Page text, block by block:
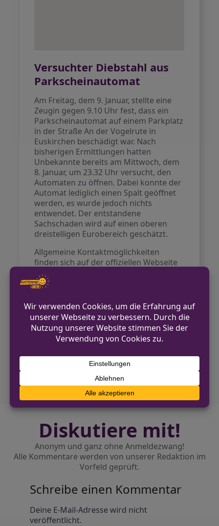
Versuchter Diebstahl aus
Parkscheinautomat
Am Freitag, dem 9. Januar, stellte eine
Zeugin gegen 9.10 Uhr fest, dass ein
Parkscheinautomat auf einem Parkplatz
in der Straße An der Vogelrute in
Euskirchen beschädigt war. Nach
bisherigen Ermittlungen hatten
Unbekannte bereits am Mittwoch, dem
8. Januar, um 23.32 Uhr versucht, den
Automaten zu öffnen. Dabei konnte der
Automat lediglich einen Spalt geöffnet
werden, es wurde jedoch nichts
entwendet. Der entstandene
Sachschaden wird auf einen oberen
dreistelligen Eurobereich geschätzt.
Allgemeine Kontaktmöglichkeiten
finden sich auf der offiziellen Webseite
der Polizei Euskirchen
https://euskirchen.polizei.nrw.
VORHERIGER BEITRAG
Körperverletzung im Einkaufscenter
NÄCHSTER BEITRAG
Diskutiere mit!
Anonym und ganz ohne Anmeldezwang!
Alle Kommentare werden von unserer Redaktion im
Vorfeld geprüft.
Schreibe einen Kommentar
Deine E-Mail-Adresse wird nicht
veröffentlicht.